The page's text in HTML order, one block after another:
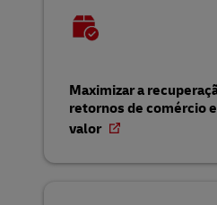
Maximizar a
retornos de comércio
valor